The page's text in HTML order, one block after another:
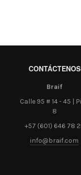
CONTÁCTENOS
Braif
Calle 95 # 14 - 45 |
8
+57 (601) 646 78
info@braif.com